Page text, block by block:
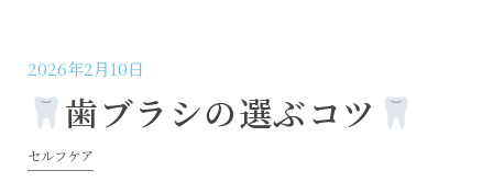
2026年2月10日
歯ブラシの選ぶコツ
セルフケア